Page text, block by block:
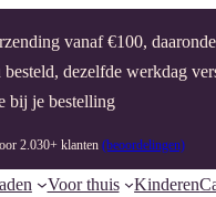
vanaf €100,
dezelfde werkdag
bij je bestelling
2.030+ klanten (beoordelingen)
Voor thuis Kinderen